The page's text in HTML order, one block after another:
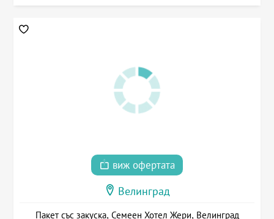
виж офертата
Велинград
Пакет със закуска, Семеен Хотел Жери, Велинград